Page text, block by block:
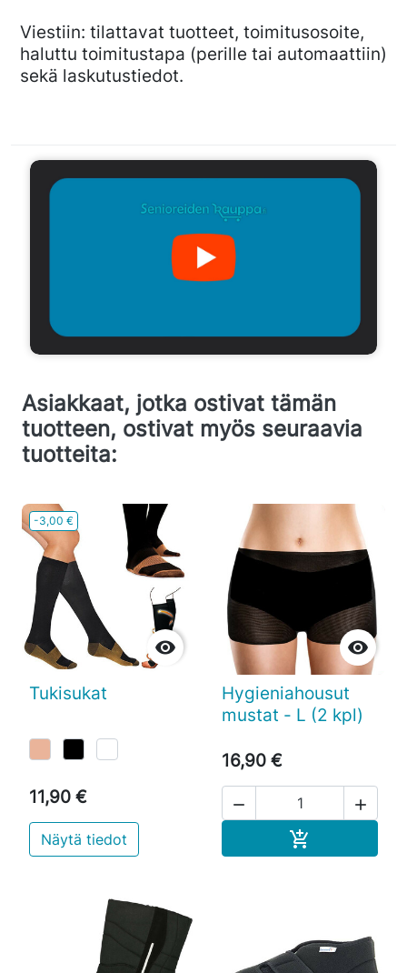
Viestiin: tilattavat tuotteet, toimitusosoite,
haluttu toimitustapa (perille tai automaattiin)
sekä laskutustiedot.
Asiakkaat, jotka ostivat tämän
tuotteen, ostivat myös seuraavia
tuotteita:
-3,00 €

Tukisukat
11,90 €
Näytä tiedot

Hygieniahousut
mustat - L (2 kpl)
16,90 €
 
